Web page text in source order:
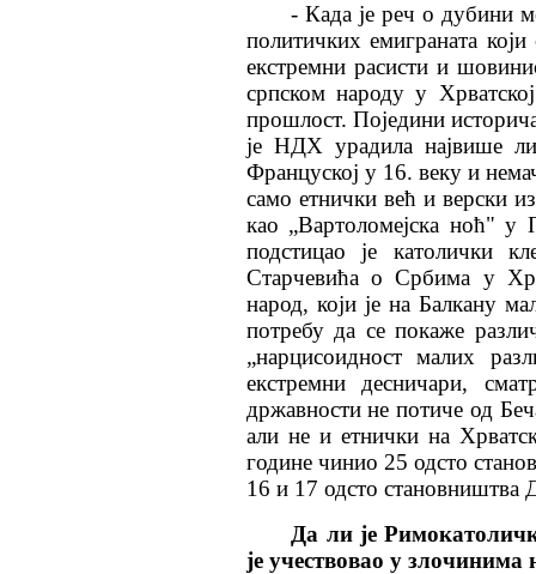
- Када је реч о дубини
политичких емиграната
екстремни расисти и
српском народу у
прошлост. Поједини
је НДХ урадила највише
Француској у 16. веку и
само етнички већ и верски
као „Вартоломејска ноћ" у
подстицао је католички
Старчевића о Србима у
народ, који је на Балкану
потребу да се покаже
„нарцисоидност малих
екстремни десничари,
државности не потиче од
али не и етнички на
године чинио 25 одсто
16 и 17 одсто становништва
Да ли је
је учествовао у